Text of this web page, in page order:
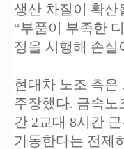
생산 차질이 확산
“부품이 부족한
정을 시행해 손실
현대차 노조 측은
주장했다. 금속노
간 2교대 8시간
가동한다는 전제